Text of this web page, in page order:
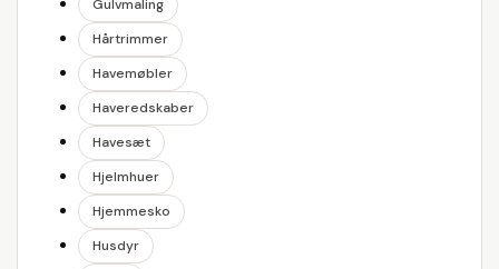
Gulvmaling
Hårtrimmer
Havemøbler
Haveredskaber
Havesæt
Hjelmhuer
Hjemmesko
Husdyr